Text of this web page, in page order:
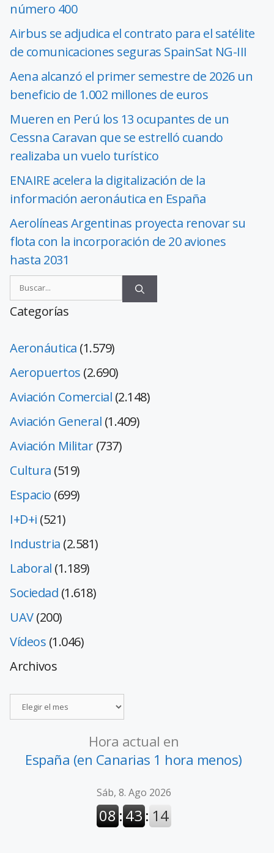
número 400
Airbus se adjudica el contrato para el satélite
de comunicaciones seguras SpainSat NG-III
Aena alcanzó el primer semestre de 2026 un
beneficio de 1.002 millones de euros
Mueren en Perú los 13 ocupantes de un
Cessna Caravan que se estrelló cuando
realizaba un vuelo turístico
ENAIRE acelera la digitalización de la
información aeronáutica en España
Aerolíneas Argentinas proyecta renovar su
flota con la incorporación de 20 aviones
hasta 2031
Categorías
Aeronáutica (1.579)
Aeropuertos (2.690)
Aviación Comercial (2.148)
Aviación General (1.409)
Aviación Militar(737)
Cultura (519)
Espacio (699)
I+D+i (521)
Industria (2.581)
Laboral (1.189)
Sociedad (1.618)
UAV(200)
Vídeos (1.046)
Archivos
Hora actual en
España (en Canarias 1 hora menos)